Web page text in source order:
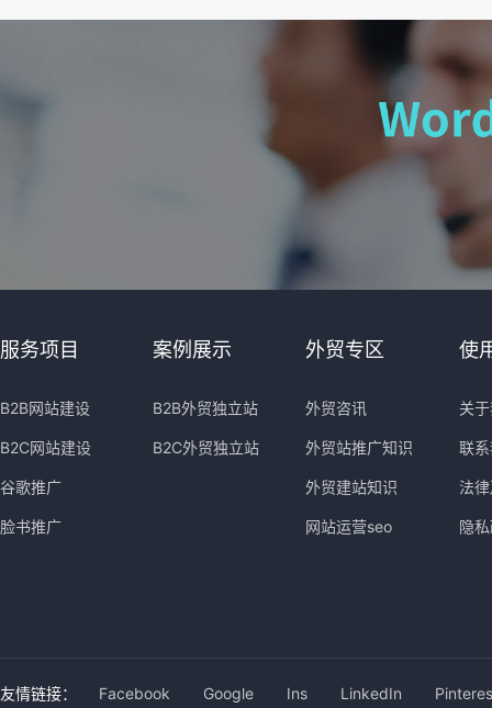
服务项目
B2B网站建设
B2C网站建设
谷歌推广
脸书推广
案例展示
B2B外贸独立站
B2C外贸独立站
外贸专区
外贸咨讯
外贸站推广知识
外贸建站知识
网站运营seo
使
关
联
法
隐
友情链接： Facebook Google Ins LinkedIn